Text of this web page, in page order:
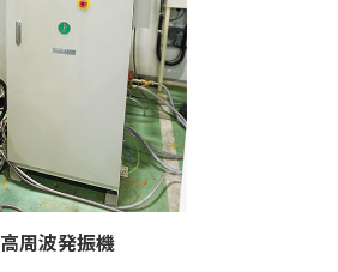
周波発振機